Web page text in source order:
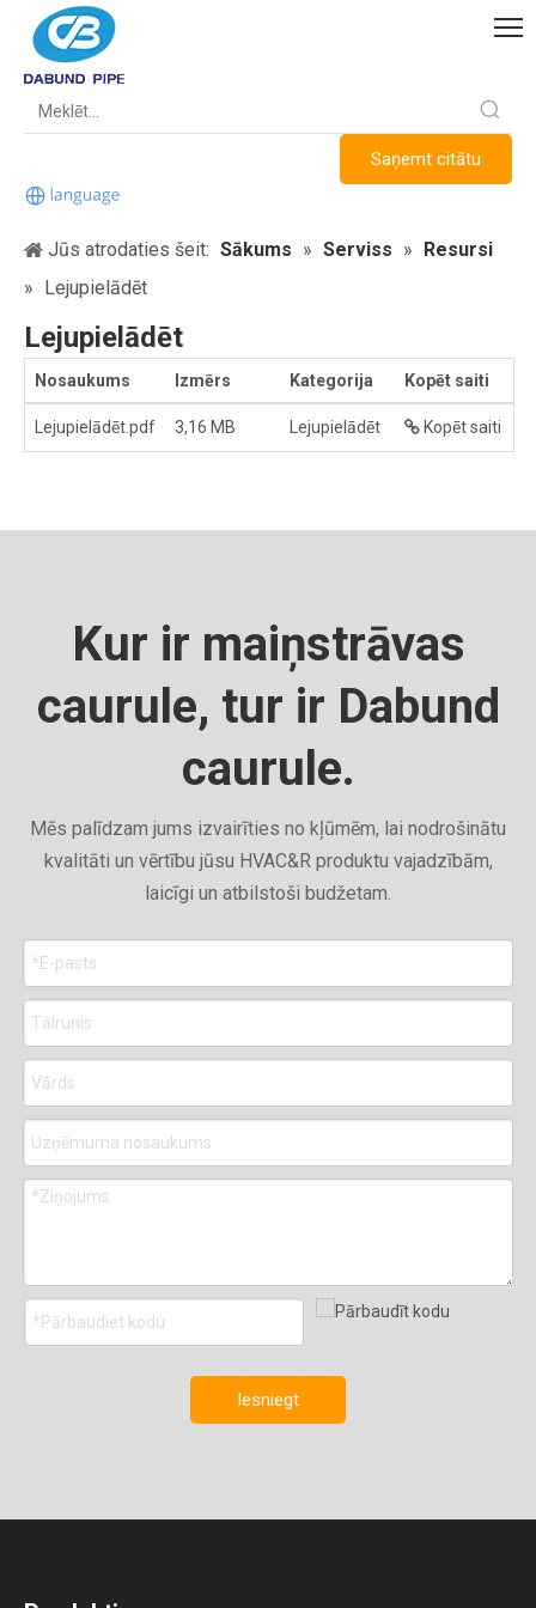
Saņemt citātu
Jūs atrodaties šeit: Sākums » Serviss » Resursi
» Lejupielādēt
Lejupielādēt
Nosaukums Izmērs Kategorija Kopēt saiti
Lejupielādēt.pdf 3,16 MB Lejupielādēt Kopēt saiti
Kur ir maiņstrāvas
caurule, tur ir Dabund
caurule.
Mēs palīdzam jums izvairīties no kļūmēm, lai nodrošinātu
kvalitāti un vērtību jūsu HVAC&R produktu vajadzībām,
laicīgi un atbilstoši budžetam.
Iesniegt